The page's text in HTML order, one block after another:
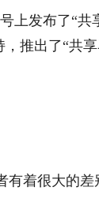
上发布了“共
推出了“共享
着很大的差